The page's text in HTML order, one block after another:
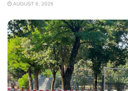
AUGUST 6, 2026